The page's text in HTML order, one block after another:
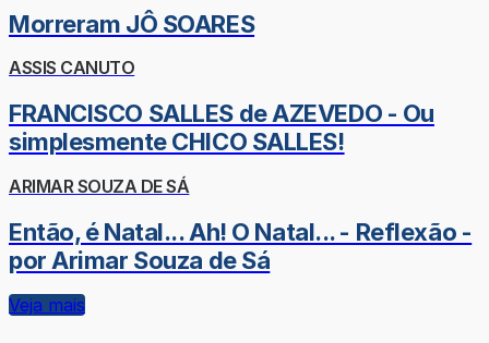
Morreram JÔ SOARES
ASSIS CANUTO
FRANCISCO SALLES de AZEVEDO - Ou
simplesmente CHICO SALLES!
ARIMAR SOUZA DE SÁ
Então, é Natal... Ah! O Natal... - Reflexão -
por Arimar Souza de Sá
Veja mais